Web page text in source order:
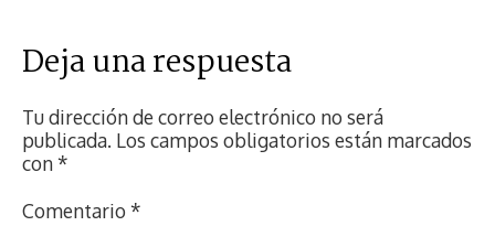
Deja una respuesta
Tu dirección de correo electrónico no será
publicada. Los campos obligatorios están marcados
con*
Comentario *